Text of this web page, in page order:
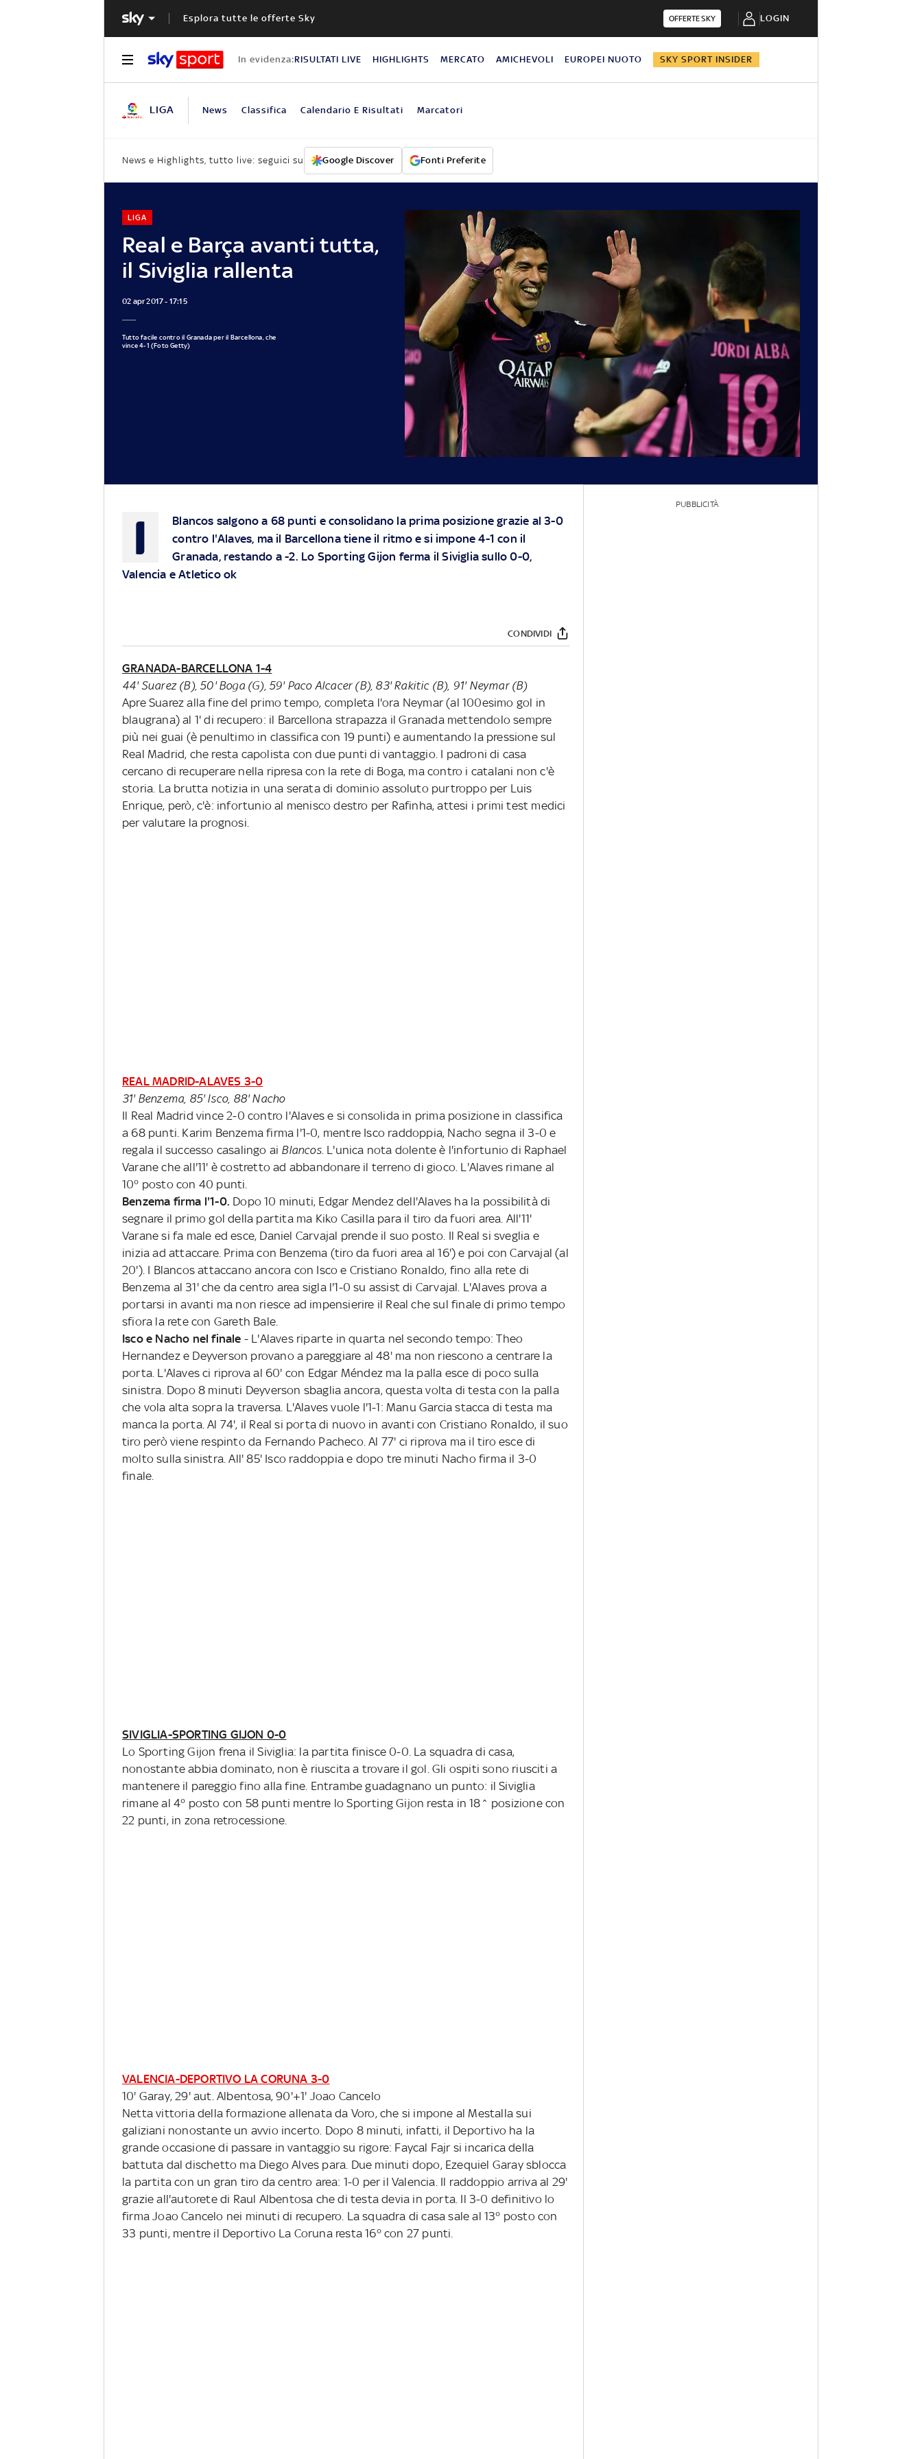
Esplora tutte le offerte Sky OFFERTE SKY LOGIN
In evidenza:RISULTATI LIVE HIGHLIGHTS MERCATO AMICHEVOLI EUROPEI NUOTO SKY SPORT INSIDER
LIGA News Classifica Calendario E Risultati Marcatori
News e Highlights, tutto live: seguici su Google Discover Fonti Preferite
Real e Barça avanti tutta,
il Siviglia rallenta
LIGA
02 apr 2017 - 17:15
Tutto facile contro il Granada per il Barcellona, che
vince 4-1 (Foto Getty)
I
Blancos salgono a 68 punti e consolidano la prima posizione grazie al 3-0
contro l'Alaves, ma il Barcellona tiene il ritmo e si impone 4-1 con il
Granada, restando a -2. Lo Sporting Gijon ferma il Siviglia sullo 0-0,
Valencia e Atletico ok
CONDIVIDI
GRANADA-BARCELLONA 1-4
44' Suarez (B), 50' Boga (G), 59' Paco Alcacer (B), 83' Rakitic (B), 91' Neymar (B)
Apre Suarez alla fine del primo tempo, completa l'ora Neymar (al 100esimo gol in
blaugrana) al 1' di recupero: il Barcellona strapazza il Granada mettendolo sempre
più nei guai (è penultimo in classifica con 19 punti) e aumentando la pressione sul
Real Madrid, che resta capolista con due punti di vantaggio. I padroni di casa
cercano di recuperare nella ripresa con la rete di Boga, ma contro i catalani non c'è
storia. La brutta notizia in una serata di dominio assoluto purtroppo per Luis
Enrique, però, c'è: infortunio al menisco destro per Rafinha, attesi i primi test medici
per valutare la prognosi.
REAL MADRID-ALAVES 3-0
31' Benzema, 85' Isco, 88' Nacho
Il Real Madrid vince 2-0 contro l'Alaves e si consolida in prima posizione in classifica
a 68 punti. Karim Benzema firma l'1-0, mentre Isco raddoppia, Nacho segna il 3-0 e
regala il successo casalingo ai Blancos. L'unica nota dolente è l'infortunio di Raphael
Varane che all'11' è costretto ad abbandonare il terreno di gioco. L'Alaves rimane al
10° posto con 40 punti.
Benzema firma l'1-0. Dopo 10 minuti, Edgar Mendez dell'Alaves ha la possibilità di
segnare il primo gol della partita ma Kiko Casilla para il tiro da fuori area. All'11'
Varane si fa male ed esce, Daniel Carvajal prende il suo posto. Il Real si sveglia e
inizia ad attaccare. Prima con Benzema (tiro da fuori area al 16') e poi con Carvajal (al
20'). I Blancos attaccano ancora con Isco e Cristiano Ronaldo, fino alla rete di
Benzema al 31' che da centro area sigla l'1-0 su assist di Carvajal. L'Alaves prova a
portarsi in avanti ma non riesce ad impensierire il Real che sul finale di primo tempo
sfiora la rete con Gareth Bale.
Isco e Nacho nel finale - L'Alaves riparte in quarta nel secondo tempo: Theo
Hernandez e Deyverson provano a pareggiare al 48' ma non riescono a centrare la
porta. L'Alaves ci riprova al 60' con Edgar Méndez ma la palla esce di poco sulla
sinistra. Dopo 8 minuti Deyverson sbaglia ancora, questa volta di testa con la palla
che vola alta sopra la traversa. L'Alaves vuole l'1-1: Manu Garcia stacca di testa ma
manca la porta. Al 74', il Real si porta di nuovo in avanti con Cristiano Ronaldo, il suo
tiro però viene respinto da Fernando Pacheco. Al 77' ci riprova ma il tiro esce di
molto sulla sinistra. All' 85' Isco raddoppia e dopo tre minuti Nacho firma il 3-0
finale.
SIVIGLIA-SPORTING GIJON 0-0
Lo Sporting Gijon frena il Siviglia: la partita finisce 0-0. La squadra di casa,
nonostante abbia dominato, non è riuscita a trovare il gol. Gli ospiti sono riusciti a
mantenere il pareggio fino alla fine. Entrambe guadagnano un punto: il Siviglia
rimane al 4° posto con 58 punti mentre lo Sporting Gijon resta in 18^ posizione con
22 punti, in zona retrocessione.
VALENCIA-DEPORTIVO LA CORUNA 3-0
10' Garay, 29' aut. Albentosa, 90'+1' Joao Cancelo
Netta vittoria della formazione allenata da Voro, che si impone al Mestalla sui
galiziani nonostante un avvio incerto. Dopo 8 minuti, infatti, il Deportivo ha la
grande occasione di passare in vantaggio su rigore: Faycal Fajr si incarica della
battuta dal dischetto ma Diego Alves para. Due minuti dopo, Ezequiel Garay sblocca
la partita con un gran tiro da centro area: 1-0 per il Valencia. Il raddoppio arriva al 29'
grazie all'autorete di Raul Albentosa che di testa devia in porta. Il 3-0 definitivo lo
firma Joao Cancelo nei minuti di recupero. La squadra di casa sale al 13° posto con
33 punti, mentre il Deportivo La Coruna resta 16° con 27 punti.
PUBBLICITÀ